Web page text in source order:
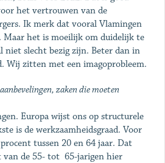
het vertrouwen van de
Ik merk dat vooral Vlamingen
Maar het is moeilijk om duidelijk te
niet slecht bezig zijn. Beter dan in
Wij zitten met een imagoprobleem.
zaken die moeten
Europa wijst ons op structurele
is de werkzaamheidsgraad. Voor
tussen 20 en 64 jaar. Dat
van de 55- tot 65-jarigen hier